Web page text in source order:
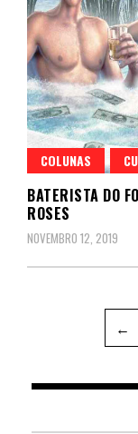
COLUNAS
BATERISTA DO
ROSES
NOVEMBRO 12, 2019
←